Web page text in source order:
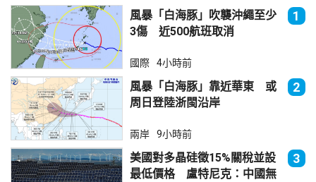
風暴「白海豚」吹襲沖繩至少
3傷 近500航班取消
1
國際 4小時前
風暴「白海豚」靠近華東 或
周日登陸浙閩沿岸
2
兩岸 9小時前
美國對多晶硅徵15%關稅並設
最低價格 盧特尼克：中國無
3